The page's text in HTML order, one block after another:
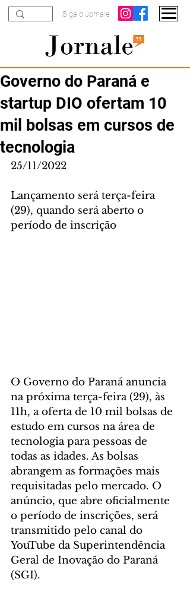
Siga o Jornale
Governo do Paraná e
startup DIO ofertam 10
mil bolsas em cursos de
tecnologia
25/11/2022
Lançamento será terça-feira
(29), quando será aberto o
período de inscrição
O Governo do Paraná anuncia
na próxima terça-feira (29), às
11h, a oferta de 10 mil bolsas de
estudo em cursos na área de
tecnologia para pessoas de
todas as idades. As bolsas
abrangem as formações mais
requisitadas pelo mercado. O
anúncio, que abre oficialmente
o período de inscrições, será
transmitido pelo canal do
YouTube da Superintendência
Geral de Inovação do Paraná
(SGI).